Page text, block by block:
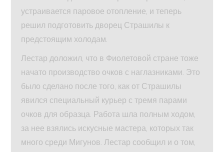
устраивается паровое отопление, и теперь
решил подготовить дворец Страшилы к
предстоящим холодам.
Лестар доложил, что в Фиолетовой стране тоже
начато производство очков с наглазниками. Это
было сделано после того, как от Страшилы
явился специальный курьер с тремя парами
очков для образца. Работа шла полным ходом,
за нее взялись искусные мастера, которых так
много среди Мигунов. Лестар сообщил и о том,